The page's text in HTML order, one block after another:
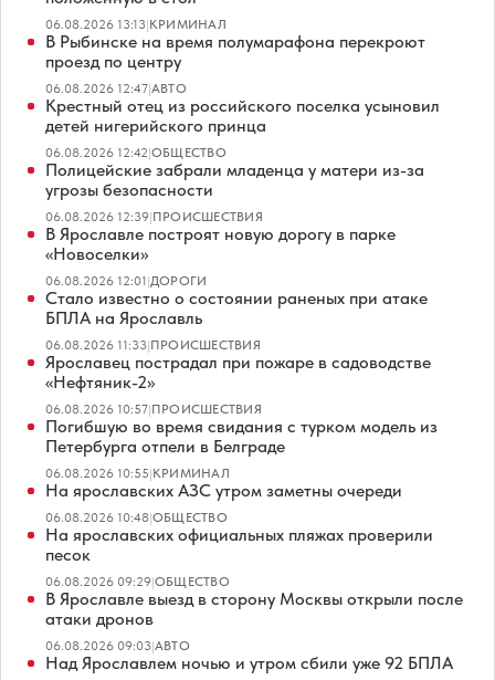
06.08.2026 13:13|КРИМИНАЛ
В Рыбинске на время полумарафона перекроют
проезд по центру
06.08.2026 12:47|АВТО
Крестный отец из российского поселка усыновил
детей нигерийского принца
06.08.2026 12:42|ОБЩЕСТВО
Полицейские забрали младенца у матери из-за
угрозы безопасности
06.08.2026 12:39|ПРОИСШЕСТВИЯ
В Ярославле построят новую дорогу в парке
«Новоселки»
06.08.2026 12:01|ДОРОГИ
Стало известно о состоянии раненых при атаке
БПЛА на Ярославль
06.08.2026 11:33|ПРОИСШЕСТВИЯ
Ярославец пострадал при пожаре в садоводстве
«Нефтяник-2»
06.08.2026 10:57|ПРОИСШЕСТВИЯ
Погибшую во время свидания с турком модель из
Петербурга отпели в Белграде
06.08.2026 10:55|КРИМИНАЛ
На ярославских АЗС утром заметны очереди
06.08.2026 10:48|ОБЩЕСТВО
На ярославских официальных пляжах проверили
песок
06.08.2026 09:29|ОБЩЕСТВО
В Ярославле выезд в сторону Москвы открыли после
атаки дронов
06.08.2026 09:03|АВТО
Над Ярославлем ночью и утром сбили уже 92 БПЛА